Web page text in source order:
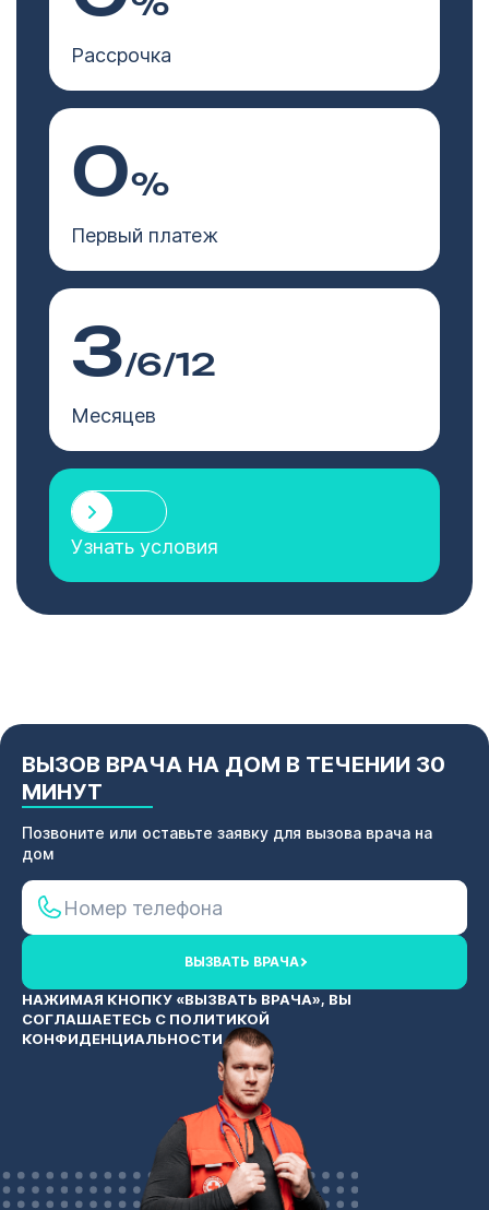
Рассрочка
0%
Первый платеж
3/6/12
Месяцев
Узнать условия
ВЫЗОВ ВРАЧА НА ДОМ В ТЕЧЕНИИ 30
МИНУТ
Позвоните или оставьте заявку для вызова врача на
дом
ВЫЗВАТЬ ВРАЧА
НАЖИМАЯ КНОПКУ «ВЫЗВАТЬ ВРАЧА», ВЫ
СОГЛАШАЕТЕСЬ С ПОЛИТИКОЙ
КОНФИДЕНЦИАЛЬНОСТИ